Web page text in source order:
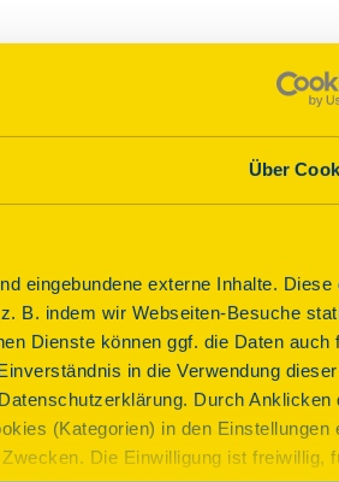
Über
eingebundene externe Inhalte. Diese
B. indem wir Webseiten-Besuche
Dienste können ggf. die Daten auch
in die Verwendung
Durch Anklicken
(Kategorien) in den Einstellungen
Die Einwilligung ist freiwillig,
eine Burganlage, die im 14. Jh.
durch die Eidgenossen im Jahr
ab 1511 das heutige Schloss als
1806 war es Sitz des Bezirksamts
1876 wurde der
Schloss seit Juni 2021 im